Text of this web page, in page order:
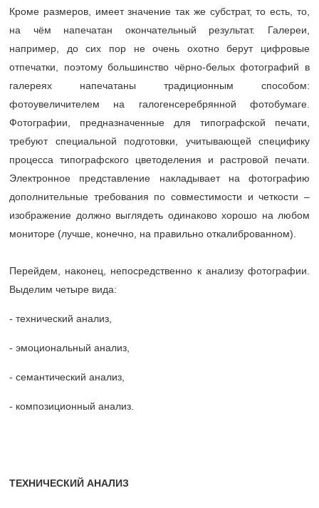
Кроме размеров, имеет значение так же субстрат, то есть, то,
на чём напечатан окончательный результат. Галереи,
например, до сих пор не очень охотно берут цифровые
отпечатки, поэтому большинство чёрно-белых фотографий в
галереях напечатаны традиционным способом:
фотоувеличителем на галогенсеребрянной фотобумаге.
Фотографии, предназначенные для типографской печати,
требуют специальной подготовки, учитывающей специфику
процесса типографского цветоделения и растровой печати.
Электронное представление накладывает на фотографию
дополнительные требования по совместимости и четкости –
изображение должно выглядеть одинаково хорошо на любом
мониторе (лучше, конечно, на правильно откалиброванном).
Перейдем, наконец, непосредственно к анализу фотографии.
Выделим четыре вида:
- технический анализ,
- эмоциональный анализ,
- семантический анализ,
- композиционный анализ.
ТЕХНИЧЕСКИЙ АНАЛИЗ